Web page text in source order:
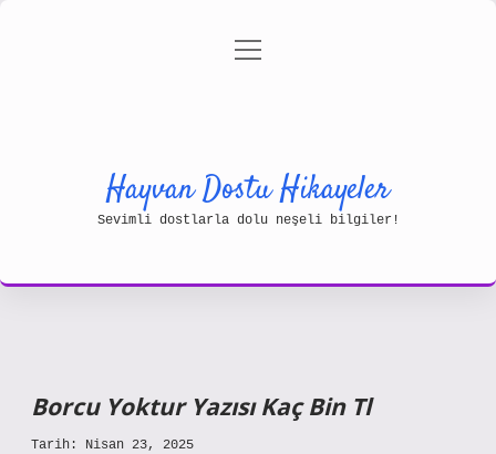
Gizlilik Politikası
menüyü
Hayvan Dostu Hikayeler
Sevimli dostlarla dolu neşeli bilgiler!
Borcu Yoktur Yazısı Kaç Bin Tl
Tarih: Nisan 23, 2025